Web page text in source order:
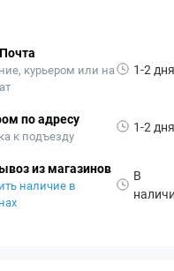
курьером или на
1-2 дня
по адресу
к подъезду
1-2 дня
из магазинов
наличие в
В